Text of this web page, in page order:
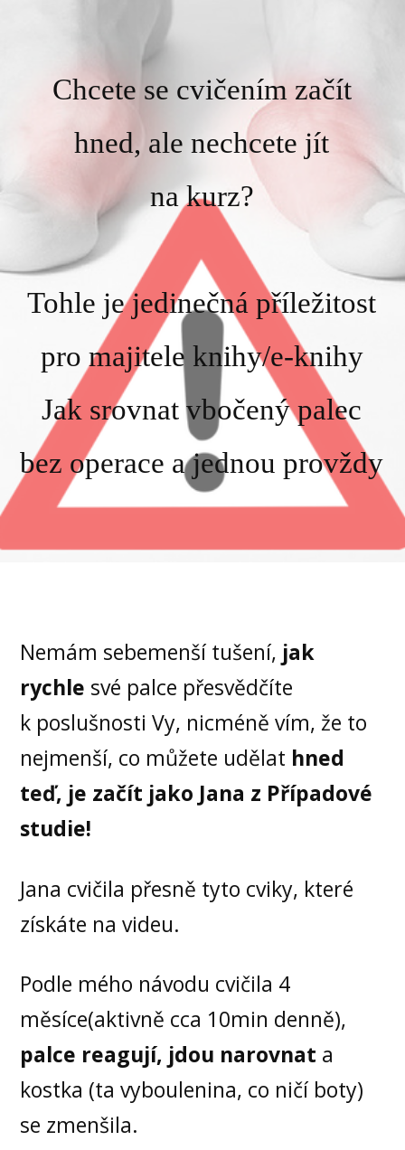
Chcete se cvičením začít
hned, ale nechcete jít
na kurz?
Tohle je jedinečná příležitost
pro majitele knihy/e-knihy
Jak srovnat vbočený palec
bez operace a jednou provždy
Nemám sebemenší tušení, jak
rychle své palce přesvědčíte
k poslušnosti Vy, nicméně vím, že to
nejmenší, co můžete udělat hned
teď, je začít jako Jana z Případové
studie!
Jana cvičila přesně tyto cviky, které
získáte na videu.
Podle mého návodu cvičila 4
měsíce(aktivně cca 10min denně),
palce reagují, jdou narovnat a
kostka (ta vyboulenina, co ničí boty)
se zmenšila.